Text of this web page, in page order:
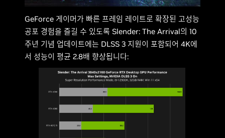
GeForce 게이머가 빠른 프레임 레이트로 확장된 고성능
공포 경험을 즐길 수 있도록 Slender: The Arrival의 10
주년 기념 업데이트에는 DLSS 3 지원이 포함되어 4K에
서 성능이 평균 2.8배 향상됩니다: